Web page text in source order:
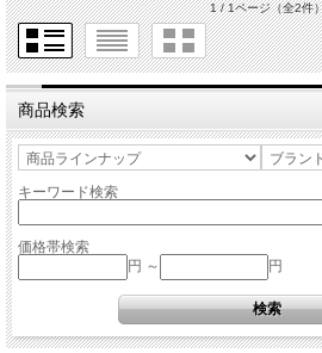
1 / 1ページ（全2件
商品検索
キーワード検索
価格帯検索
円 ～
円